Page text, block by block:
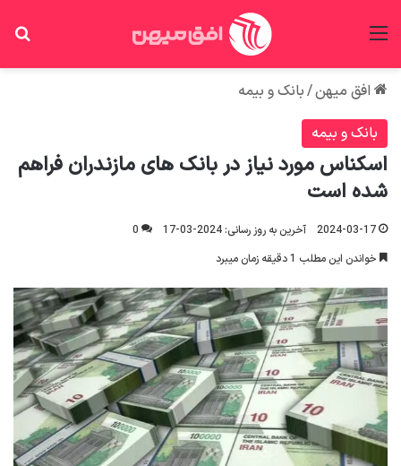
افق میهن/بانک و بیمه
بانک و بیمه
اسکناس مورد نیاز در بانک های مازندران فراهم
شده است
2024-03-17 آخرین به روز رسانی: 2024-03-17
0
خواندن این مطلب 1 دقیقه زمان میبرد